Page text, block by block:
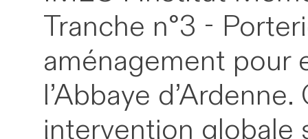
Tranche n°3 -
aménagement pour
l’Abbaye
intervention globale